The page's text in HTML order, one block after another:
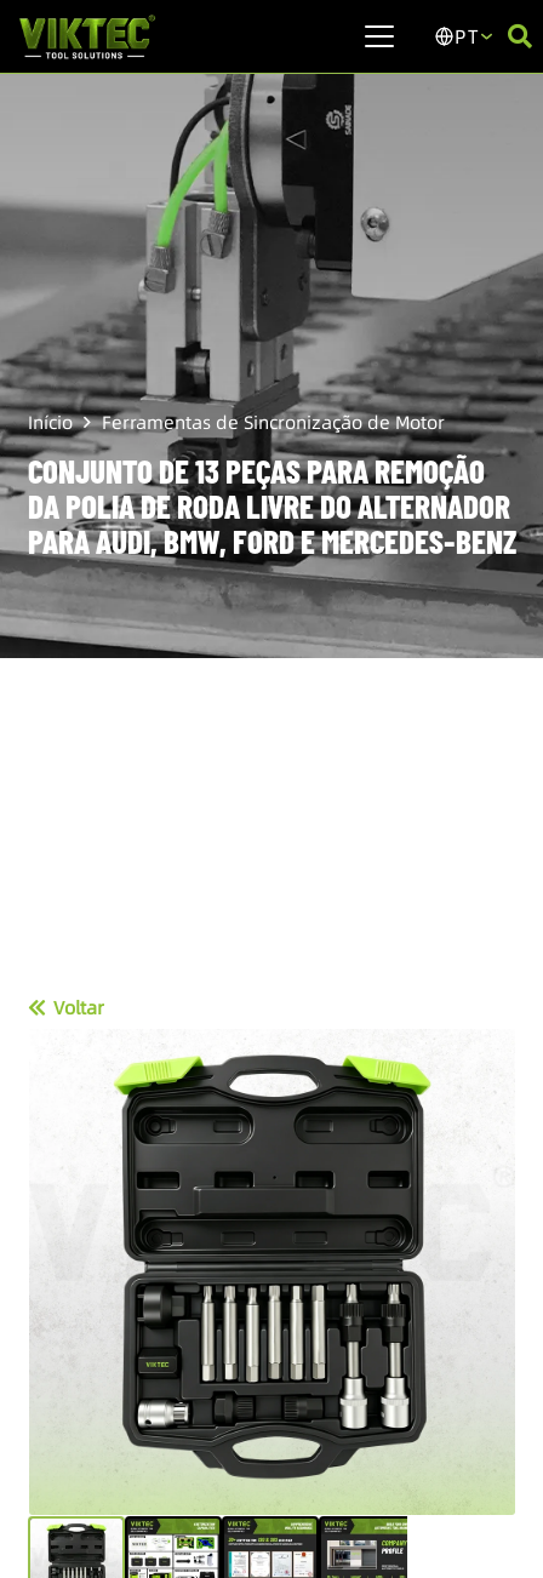
PT
Início Ferramentas de Sincronização de Motor
CONJUNTO DE 13 PEÇAS PARA REMOÇÃO
DA POLIA DE RODA LIVRE DO ALTERNADOR
PARA AUDI, BMW, FORD E MERCEDES-BENZ
Voltar